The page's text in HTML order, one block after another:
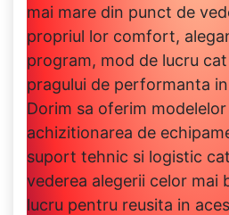
mai mare din punct de
propriul lor comfort,
program, mod de lucru
pragului de performanta
Dorim sa oferim
achizitionarea de
suport tehnic si logistic
vederea alegerii celor mai
lucru pentru reusita in